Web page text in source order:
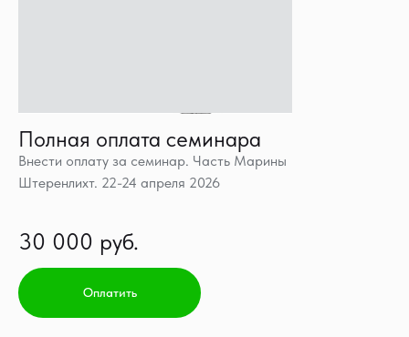
30 000 руб.
Полная оплата семинара
Внести оплату за семинар. Часть Марины
Штеренлихт. 22-24 апреля 2026
Оплатить